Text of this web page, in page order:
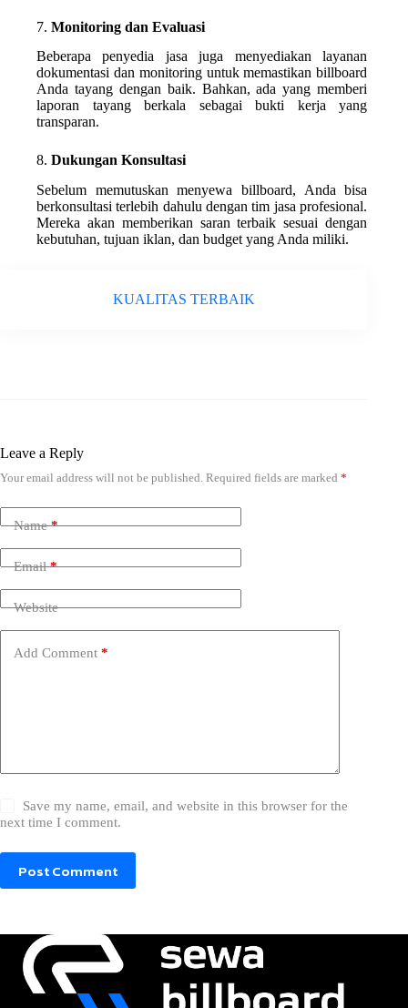
7. Monitoring dan Evaluasi
Beberapa penyedia jasa juga menyediakan layanan
dokumentasi dan monitoring untuk memastikan billboard
Anda tayang dengan baik. Bahkan, ada yang memberi
laporan tayang berkala sebagai bukti kerja yang
transparan.
8. Dukungan Konsultasi
Sebelum memutuskan menyewa billboard, Anda bisa
berkonsultasi terlebih dahulu dengan tim jasa profesional.
Mereka akan memberikan saran terbaik sesuai dengan
kebutuhan, tujuan iklan, dan budget yang Anda miliki.
KUALITAS TERBAIK
Leave a Reply
Your email address will not be published. Required fields are marked *
Name*
Email*
Website
Add Comment *
Save my name, email, and website in this browser for the
next time I comment.
Post Comment